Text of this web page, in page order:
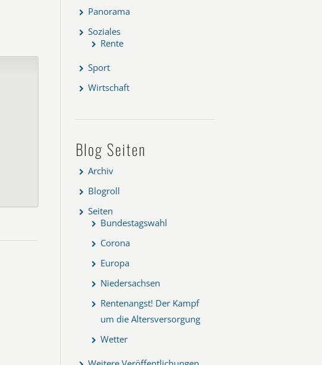
Panorama
Soziales
Rente
Sport
Wirtschaft
Blog Seiten
Archiv
Blogroll
Seiten
Bundestagswahl
Corona
Europa
Niedersachsen
Rentenangst! Der Kampf
um die Altersversorgung
Wetter